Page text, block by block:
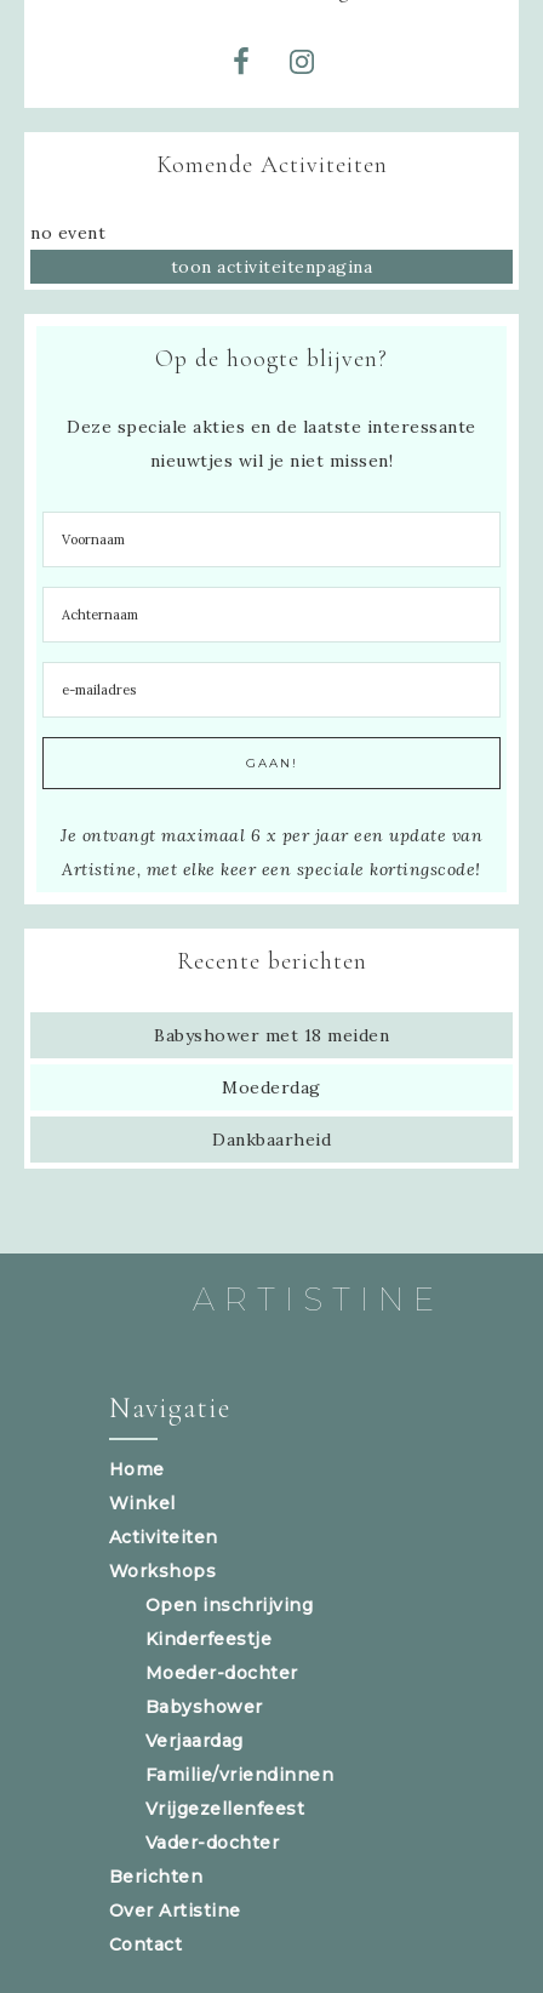
Komende Activiteiten
no event
toon activiteitenpagina
Op de hoogte blijven?
Deze speciale akties en de laatste interessante
nieuwtjes wil je niet missen!
Je ontvangt maximaal 6 x per jaar een update van
Artistine, met elke keer een speciale kortingscode!
Recente berichten
Babyshower met 18 meiden
Moederdag
Dankbaarheid
ARTISTINE
Navigatie
Home
Winkel
Activiteiten
Workshops
Open inschrijving
Kinderfeestje
Moeder-dochter
Babyshower
Verjaardag
Familie/vriendinnen
Vrijgezellenfeest
Vader-dochter
Berichten
Over Artistine
Contact